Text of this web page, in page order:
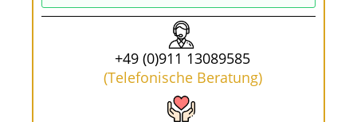
+49 (0)911 13089585
(Telefonische Beratung)